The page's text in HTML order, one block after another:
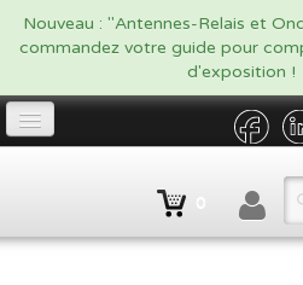
google.com, pub-5479908916438170,
Nouveau : "Antennes-Relais et
commandez votre guide pour
d'exposition !